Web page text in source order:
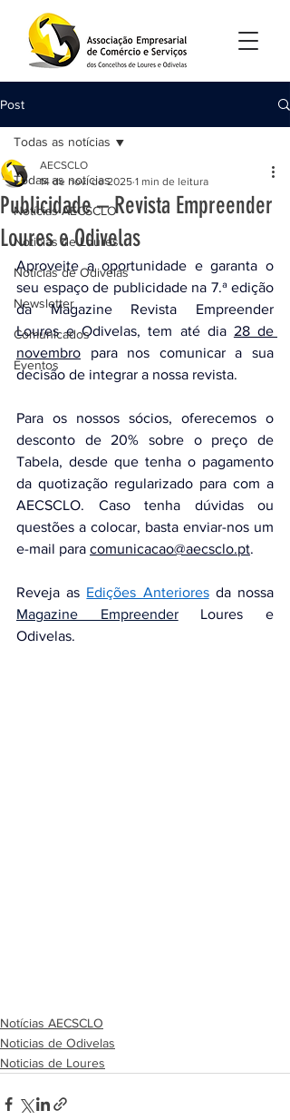
Post
Todas as notícias
Notícias AECSCLO
Noticias de Loures
Noticias de Odivelas
Newsletter
Comunicados
Eventos
Todas as notícias
Publicidade – Revista Empreender
Loures e Odivelas
AECSCLO
14 de nov. de 2025 1 min de leitura
Aproveite a oportunidade e garanta o
seu espaço de publicidade na 7.ª edição
da Magazine Revista Empreender
Loures e Odivelas, tem até dia 28 de
novembro para nos comunicar a sua
decisão de integrar a nossa revista.
Para os nossos sócios, oferecemos o
desconto de 20% sobre o preço de
Tabela, desde que tenha o pagamento
da quotização regularizado para com a
AECSCLO. Caso tenha dúvidas ou
questões a colocar, basta enviar-nos um
e-mail para comunicacao@aecsclo.pt.
Reveja as Edições Anteriores da nossa
Magazine Empreender
Loures e
Odivelas.
Notícias AECSCLO
Noticias de Odivelas
Noticias de Loures